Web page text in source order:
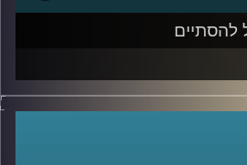
להסתיים
פרופסור עירן הלפרין,